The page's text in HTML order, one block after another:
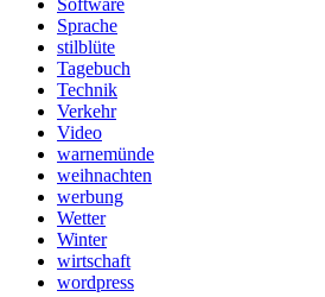
Software
Sprache
stilblüte
Tagebuch
Technik
Verkehr
Video
warnemünde
weihnachten
werbung
Wetter
Winter
wirtschaft
wordpress